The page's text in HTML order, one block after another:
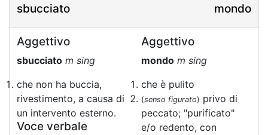
sbucciato mondo
Aggettivo
sbucciato m sing
che non ha buccia,
rivestimento, a causa di
un intervento esterno.
Voce verbale
Aggettivo
mondo m sing
che è pulito
(senso figurato) privo di
peccato; "purificato"
e/o redento, con